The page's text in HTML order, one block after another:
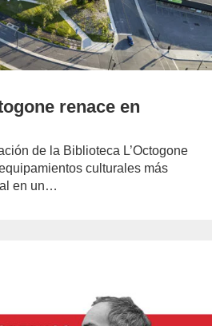
renace en
de la Biblioteca L’Octogone
culturales más
en un…